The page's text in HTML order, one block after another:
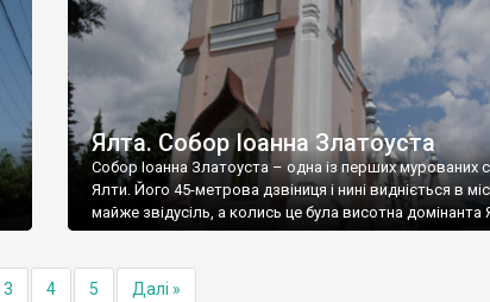
Ялта. Собор Іоанна Златоуста
Собор Іоанна Златоуста – одна із перших мурованих
Ялти. Його 45-метрова дзвіниця і нині видніється в
майже звідусіль, а колись це була висотна домінанта
3 4 5 Далі »